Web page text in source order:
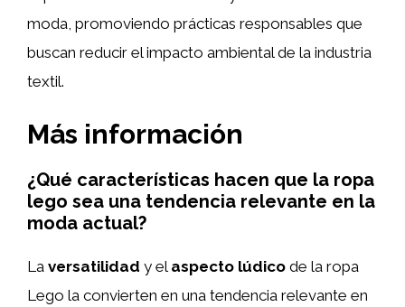
moda, promoviendo prácticas responsables que
buscan reducir el impacto ambiental de la industria
textil.
Más información
¿Qué características hacen que la ropa
lego sea una tendencia relevante en la
moda actual?
La versatilidad y el aspecto lúdico de la ropa
Lego la convierten en una tendencia relevante en